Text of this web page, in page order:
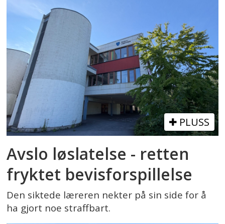
PLUSS
Avslo løslatelse - retten
fryktet bevisforspillelse
Den siktede læreren nekter på sin side for å
ha gjort noe straffbart.